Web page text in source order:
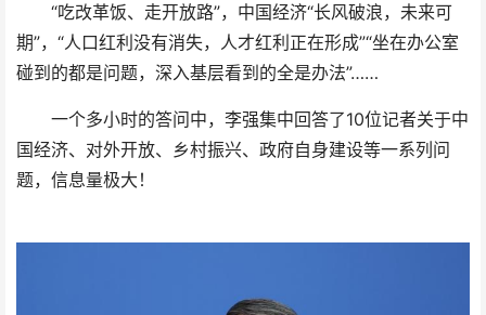
“吃改革饭、走开放路”，中国经济“长风破浪，未来可
期”，“人口红利没有消失，人才红利正在形成”“坐在办公室
碰到的都是问题，深入基层看到的全是办法”……
一个多小时的答问中，李强集中回答了10位记者关于中
国经济、对外开放、乡村振兴、政府自身建设等一系列问
题，信息量极大！